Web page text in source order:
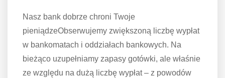
Nasz bank dobrze chroni Twoje
pieniądzeObserwujemy zwiększoną liczbę wypłat
w bankomatach i oddziałach bankowych. Na
bieżąco uzupełniamy zapasy gotówki, ale właśnie
ze względu na dużą liczbę wypłat – z powodów